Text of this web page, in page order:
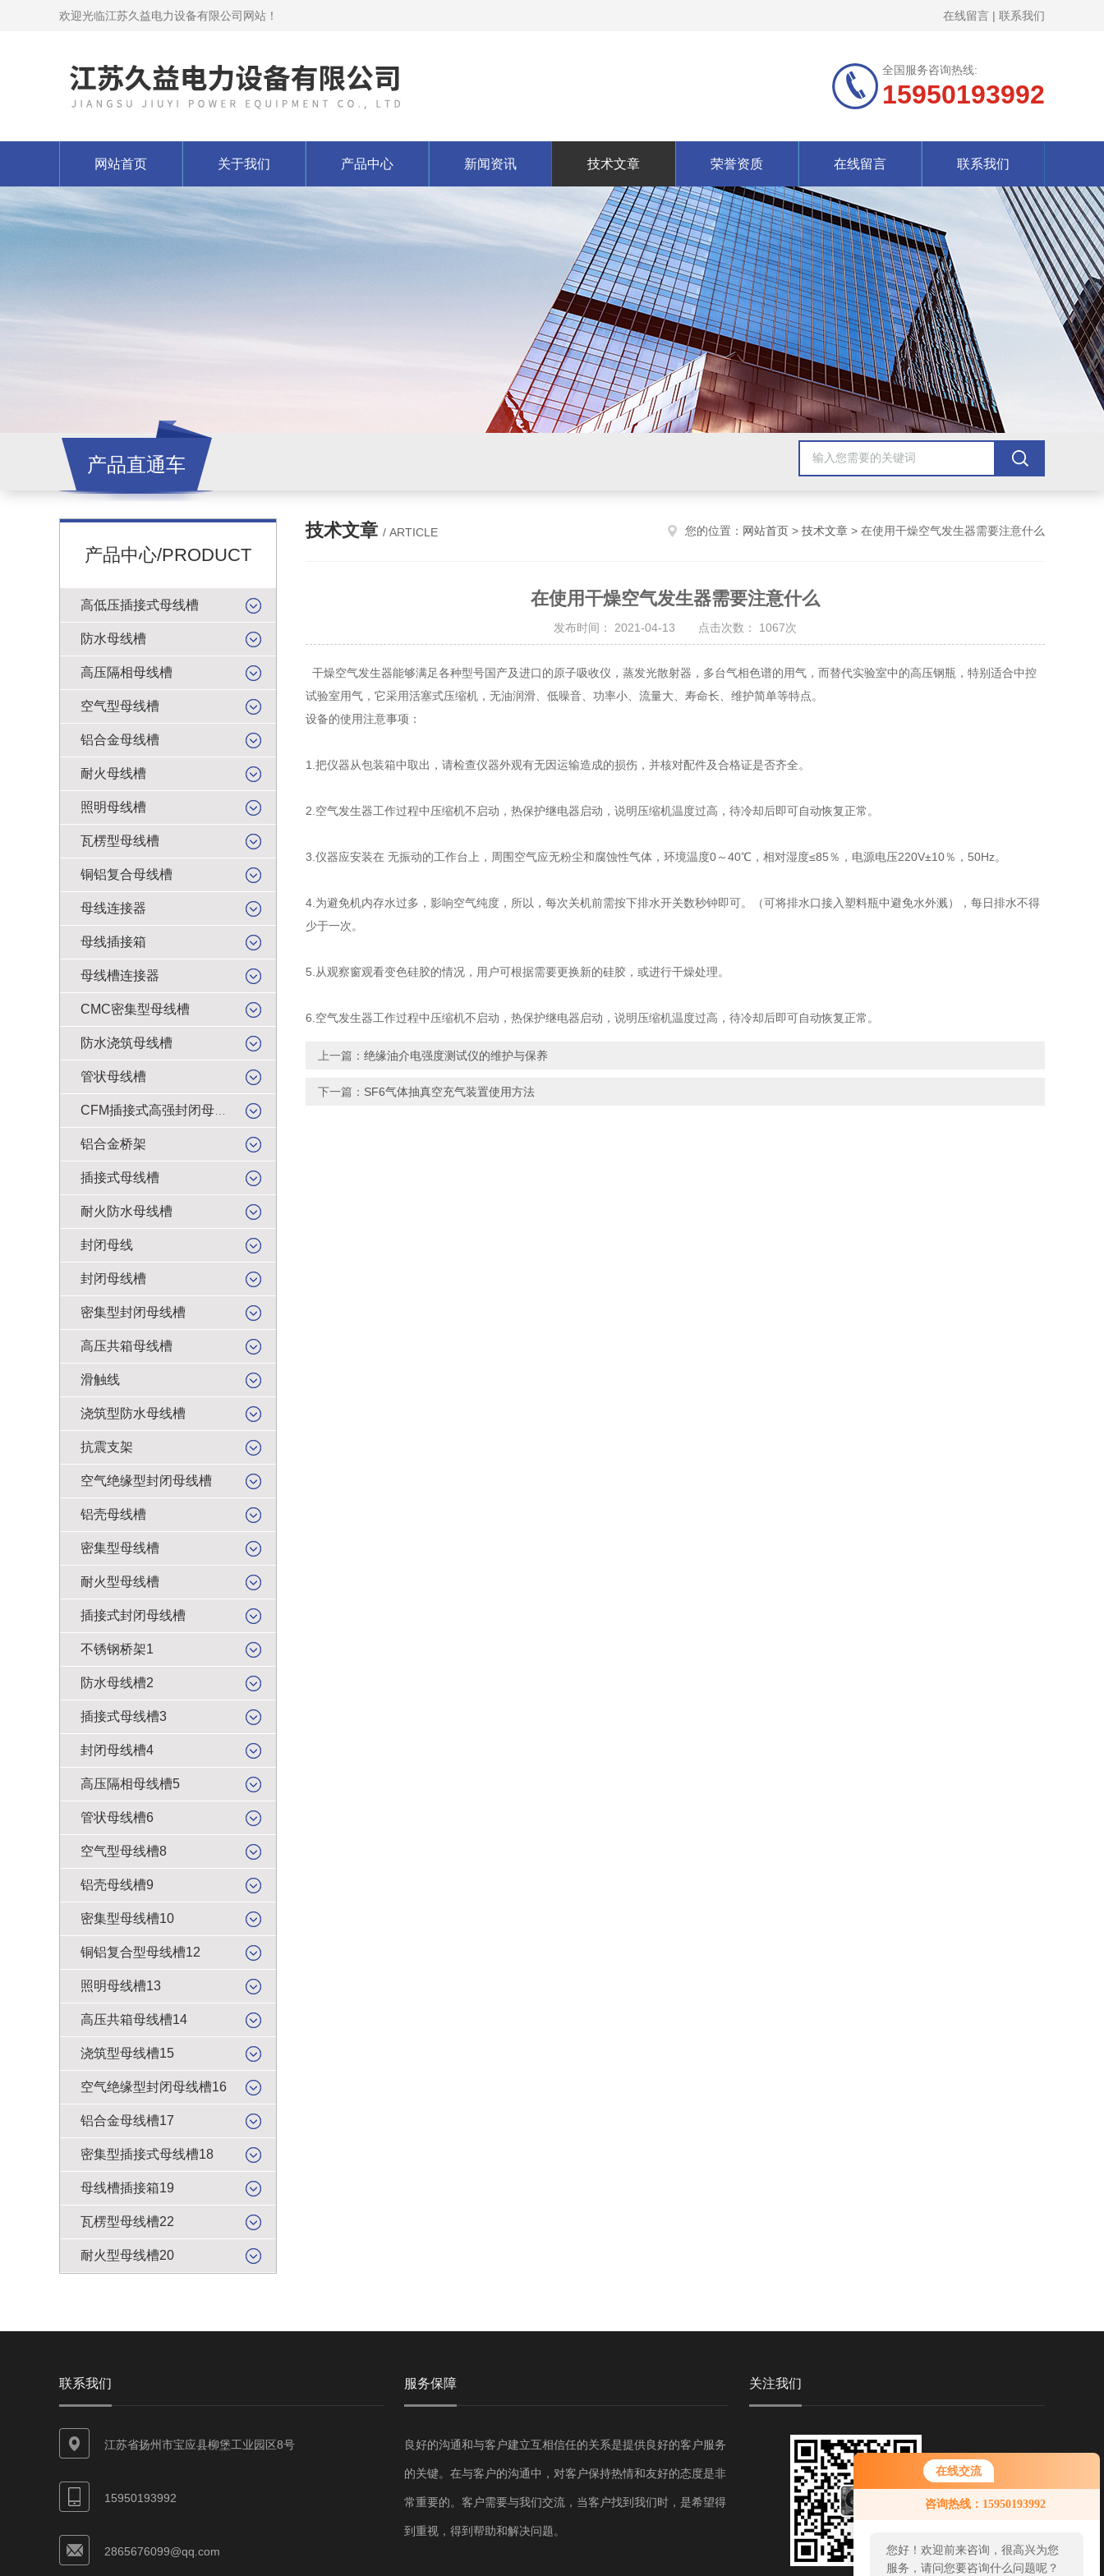
在线交流
咨询热线：15950193992
您好！欢迎前来咨询，很高兴为您
服务，请问您要咨询什么问题呢？
欢迎光临江苏久益电力设备有限公司网站！ 在线留言 | 联系我们
全国服务咨询热线:
15950193992
网站首页 关于我们 产品中心 新闻资讯 技术文章 荣誉资质 在线留言 联系我们
产品直通车
产品中心/PRODUCT
高低压插接式母线槽
防水母线槽
高压隔相母线槽
空气型母线槽
铝合金母线槽
耐火母线槽
照明母线槽
瓦楞型母线槽
铜铝复合母线槽
母线连接器
母线插接箱
母线槽连接器
CMC密集型母线槽
防水浇筑母线槽
管状母线槽
铝合金桥架
插接式母线槽
耐火防水母线槽
封闭母线
封闭母线槽
密集型封闭母线槽
高压共箱母线槽
滑触线
浇筑型防水母线槽
抗震支架
空气绝缘型封闭母线槽
铝壳母线槽
密集型母线槽
耐火型母线槽
插接式封闭母线槽
不锈钢桥架1
防水母线槽2
插接式母线槽3
封闭母线槽4
高压隔相母线槽5
管状母线槽6
空气型母线槽8
铝壳母线槽9
密集型母线槽10
铜铝复合型母线槽12
照明母线槽13
高压共箱母线槽14
浇筑型母线槽15
空气绝缘型封闭母线槽16
铝合金母线槽17
密集型插接式母线槽18
母线槽插接箱19
瓦楞型母线槽22
耐火型母线槽20
技术文章 / ARTICLE 您的位置： 网站首页 > 技术文章 > 在使用干燥空气发生器需要注意什么
在使用干燥空气发生器需要注意什么
发布时间： 2021-04-13 点击次数： 1067次
干燥空气发生器能够满足各种型号国产及进口的原子吸收仪，蒸发光散射器，多台气相色谱的用气，而替代实验室中的高压钢瓶，特别适合中控
试验室用气，它采用活塞式压缩机，无油润滑、低噪音、功率小、流量大、寿命长、维护简单等特点。
设备的使用注意事项：
1.把仪器从包装箱中取出，请检查仪器外观有无因运输造成的损伤，并核对配件及合格证是否齐全。
2.空气发生器工作过程中压缩机不启动，热保护继电器启动，说明压缩机温度过高，待冷却后即可自动恢复正常。
3.仪器应安装在 无振动的工作台上，周围空气应无粉尘和腐蚀性气体，环境温度0～40℃，相对湿度≤85％，电源电压220V±10％，50Hz。
4.为避免机内存水过多，影响空气纯度，所以，每次关机前需按下排水开关数秒钟即可。（可将排水口接入塑料瓶中避免水外溅），每日排水不得
少于一次。
5.从观察窗观看变色硅胶的情况，用户可根据需要更换新的硅胶，或进行干燥处理。
6.空气发生器工作过程中压缩机不启动，热保护继电器启动，说明压缩机温度过高，待冷却后即可自动恢复正常。
上一篇： 绝缘油介电强度测试仪的维护与保养
下一篇： SF6气体抽真空充气装置使用方法
联系我们
江苏省扬州市宝应县柳堡工业园区8号
15950193992
2865676099@qq.com
服务保障
良好的沟通和与客户建立互相信任的关系是提供良好的客户服务
的关键。在与客户的沟通中，对客户保持热情和友好的态度是非
常重要的。客户需要与我们交流，当客户找到我们时，是希望得
到重视，得到帮助和解决问题。
关注我们